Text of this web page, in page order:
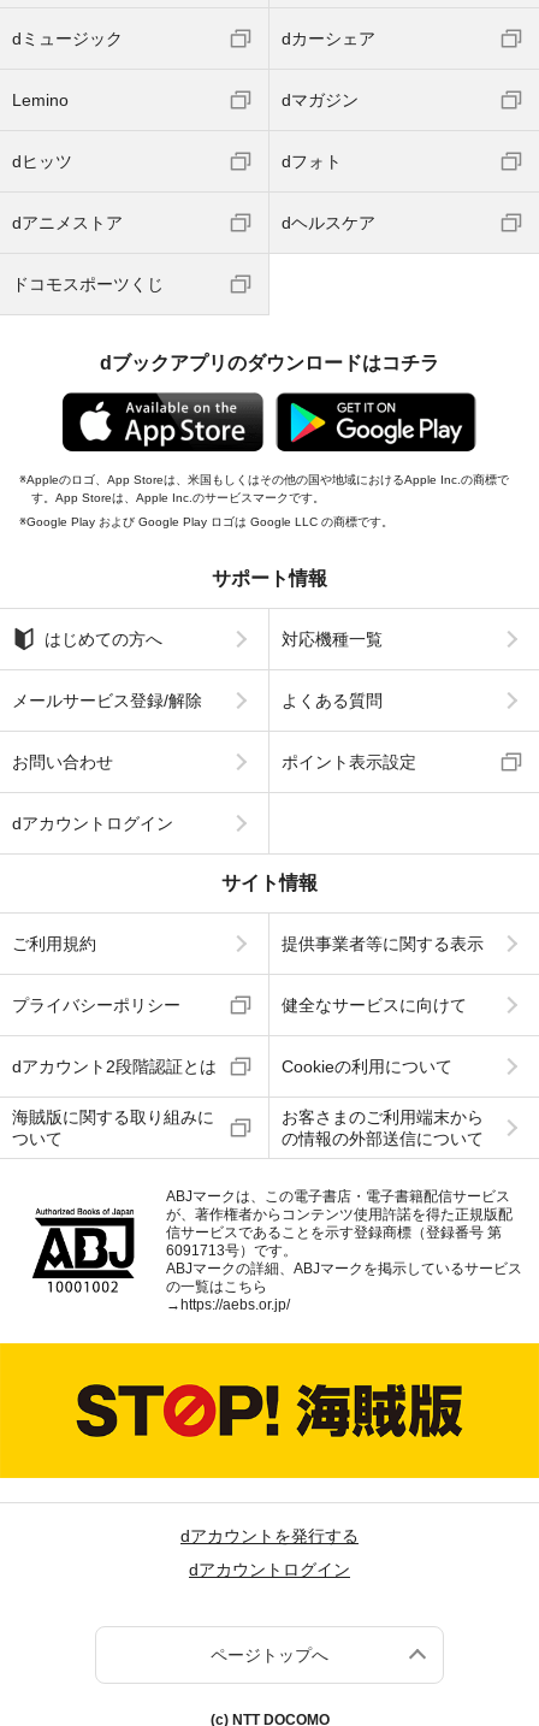
dミュージック dカーシェア
Lemino dマガジン
dヒッツ dフォト
dアニメストア dヘルスケア
ドコモスポーツくじ
dブックアプリのダウンロードはコチラ
Appleのロゴ、App Storeは、米国もしくはその他の国や地域におけるApple Inc.の商標で
す。App Storeは、Apple Inc.のサービスマークです。
Google Play および Google Play ロゴは Google LLC の商標です。
サポート情報
はじめての方へ 対応機種一覧
メールサービス登録/解除 よくある質問
お問い合わせ ポイント表示設定
dアカウントログイン
サイト情報
ご利用規約 提供事業者等に関する表示
プライバシーポリシー 健全なサービスに向けて
dアカウント2段階認証とは Cookieの利用について
海賊版に関する取り組みに
ついて
お客さまのご利用端末から
の情報の外部送信について
ABJマークは、この電子書店・電子書籍配信サービス
が、著作権者からコンテンツ使用許諾を得た正規版配
信サービスであることを示す登録商標（登録番号 第
6091713号）です。
ABJマークの詳細、ABJマークを掲示しているサービス
の一覧はこちら
→https://aebs.or.jp/
dアカウントを発行する
dアカウントログイン
ページトップへ
(c) NTT DOCOMO